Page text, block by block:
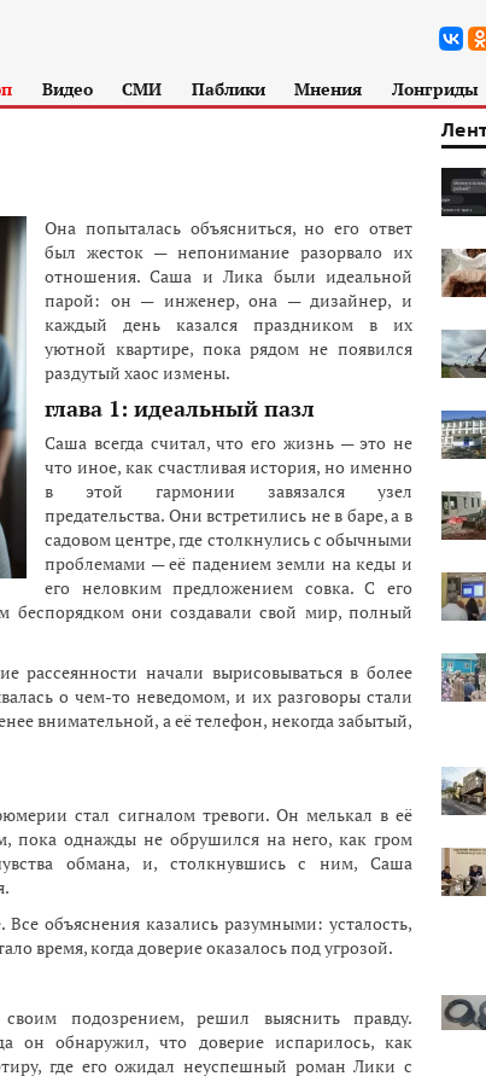
Видео СМИ Паблики Мнения Лонгриды
Она попыталась объясниться, но его ответ
был жесток — непонимание разорвало их
отношения. Саша и Лика были идеальной
парой: он — инженер, она — дизайнер, и
каждый день казался праздником в их
уютной квартире, пока рядом не появился
раздутый хаос измены.
глава 1: идеальный пазл
Саша всегда считал, что его жизнь — это не
что иное, как счастливая история, но именно
в этой гармонии завязался узел
предательства. Они встретились не в баре, а в
садовом центре, где столкнулись с обычными
проблемами — её падением земли на кеды и
его неловким предложением совка. С его
беспорядком они создавали свой мир, полный
рассеянности начали вырисовываться в более
о чем-то неведомом, и их разговоры стали
внимательной, а её телефон, некогда забытый,
стал сигналом тревоги. Он мелькал в её
пока однажды не обрушился на него, как гром
обмана, и, столкнувшись с ним, Саша
объяснения казались разумными: усталость,
время, когда доверие оказалось под угрозой.
подозрением, решил выяснить правду.
он обнаружил, что доверие испарилось, как
где его ожидал неуспешный роман Лики с